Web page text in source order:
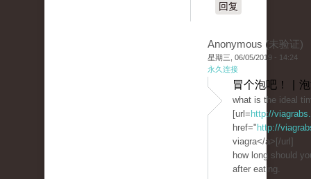
回复
Anonymous (未验证)
星期三, 06/05/2019 - 14:24
永久连接
冒个泡吧！ |
what is the ideal
[url= http://
href=" http://
viagra</a>[/url]
how long should
after eating.